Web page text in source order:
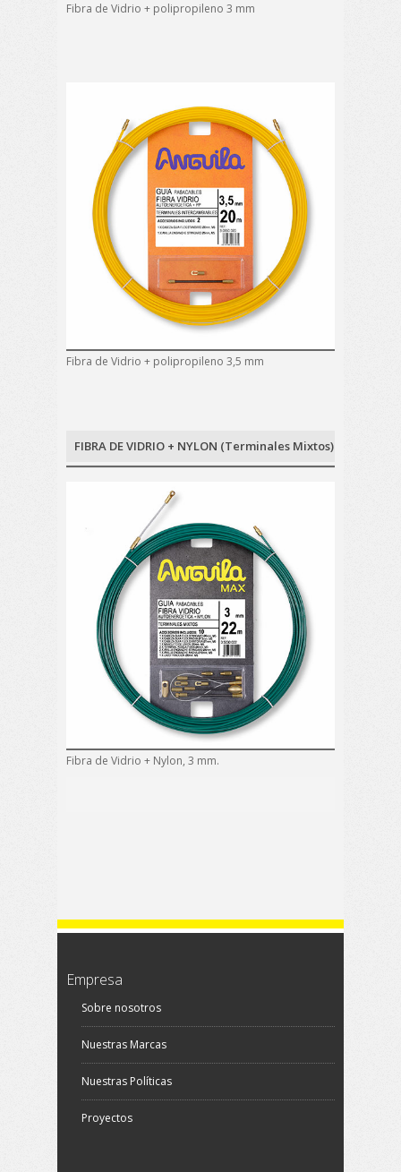
Fibra de Vidrio + polipropileno 3 mm
Fibra de Vidrio + polipropileno 3,5 mm
FIBRA DE VIDRIO + NYLON (Terminales Mixtos)
Fibra de Vidrio + Nylon, 3 mm.
Empresa
Sobre nosotros
Nuestras Marcas
Nuestras Políticas
Proyectos